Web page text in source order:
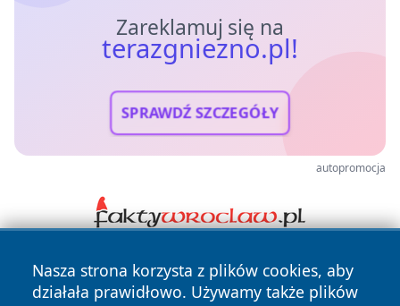
Zareklamuj się na
terazgniezno.pl!
SPRAWDŹ SZCZEGÓŁY
autopromocja
Nasza strona korzysta z plików cookies, aby
działała prawidłowo. Używamy także plików